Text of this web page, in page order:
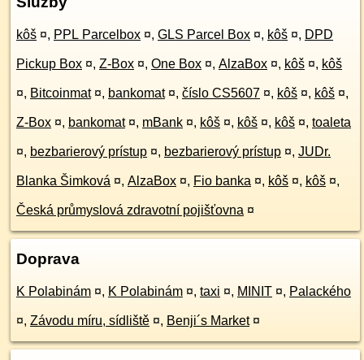
kôš ¤, PPL Parcelbox ¤, GLS Parcel Box ¤, kôš ¤, DPD
Pickup Box ¤, Z-Box ¤, One Box ¤, AlzaBox ¤, kôš ¤, kôš
¤, Bitcoinmat ¤, bankomat ¤, číslo CS5607 ¤, kôš ¤, kôš ¤,
Z-Box ¤, bankomat ¤, mBank ¤, kôš ¤, kôš ¤, kôš ¤, toaleta
¤, bezbarierový prístup ¤, bezbarierový prístup ¤, JUDr.
Blanka Šimková ¤, AlzaBox ¤, Fio banka ¤, kôš ¤, kôš ¤,
Česká průmyslová zdravotní pojišťovna ¤
Doprava
K Polabinám ¤, K Polabinám ¤, taxi ¤, MINIT ¤, Palackého
¤, Závodu míru, sídliště ¤, Benji´s Market ¤